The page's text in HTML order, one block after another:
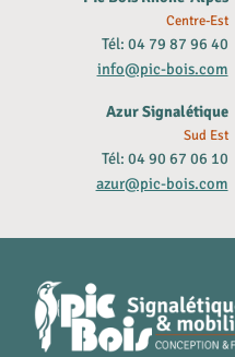
Centre-Est
Tél: 04 79 87 96 40
info@pic-bois.com
Azur Signalétique
Sud Est
Tél: 04 90 67 06 10
azur@pic-bois.com